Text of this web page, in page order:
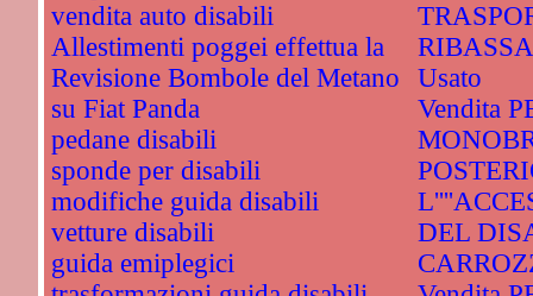
vendita auto disabili
Allestimenti poggei effettua la
Revisione Bombole del Metano
su Fiat Panda
pedane disabili
sponde per disabili
modifiche guida disabili
vetture disabili
guida emiplegici
Usato
Vendita
DEL